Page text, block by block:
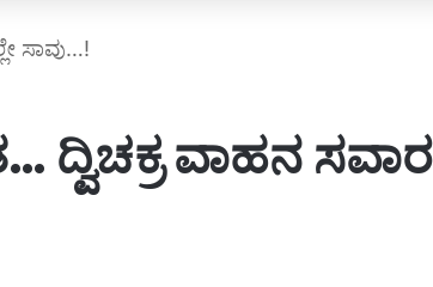
ಸಾವು…!
ವಾಹನ ಸವಾರ